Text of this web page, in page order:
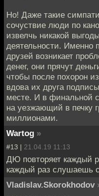
Но! Даже такие
сочуствие люди по
извелчь никакой
деятельности.
друзей возникает
денег, они прячут
чтобы после похорон
вдова их друга
месте. И в финальной
на уезжающий в печку
миллионами.
Wartog »
#13 | 21.04.19 11:13
ДЮ повторяет каждый
каждый раз слушаешь
Vladislav.Skorokhodov